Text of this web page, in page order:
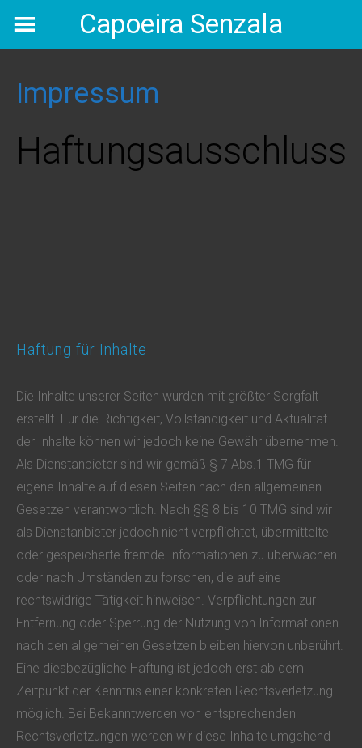
Capoeira Senzala
Impressum
Haftungsausschluss
Haftung für Inhalte
Die Inhalte unserer Seiten wurden mit größter Sorgfalt
erstellt. Für die Richtigkeit, Vollständigkeit und Aktualität
der Inhalte können wir jedoch keine Gewähr übernehmen.
Als Dienstanbieter sind wir gemäß § 7 Abs.1 TMG für
eigene Inhalte auf diesen Seiten nach den allgemeinen
Gesetzen verantwortlich. Nach §§ 8 bis 10 TMG sind wir
als Dienstanbieter jedoch nicht verpflichtet, übermittelte
oder gespeicherte fremde Informationen zu überwachen
oder nach Umständen zu forschen, die auf eine
rechtswidrige Tätigkeit hinweisen. Verpflichtungen zur
Entfernung oder Sperrung der Nutzung von Informationen
nach den allgemeinen Gesetzen bleiben hiervon unberührt.
Eine diesbezügliche Haftung ist jedoch erst ab dem
Zeitpunkt der Kenntnis einer konkreten Rechtsverletzung
möglich. Bei Bekanntwerden von entsprechenden
Rechtsverletzungen werden wir diese Inhalte umgehend